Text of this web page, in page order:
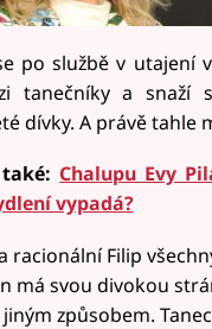
po službě v utajení
tanečníky a snaží
dívky. A právě tahle
Chalupu Evy
vypadá?
racionální Filip
má svou divokou
způsobem.